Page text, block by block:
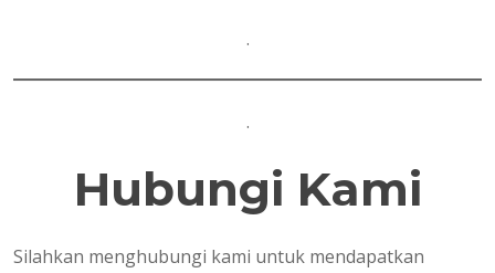
.
.
Hubungi Kami
Silahkan menghubungi kami untuk mendapatkan